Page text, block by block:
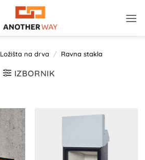
Ložišta na drva / Ravna stakla
IZBORNIK